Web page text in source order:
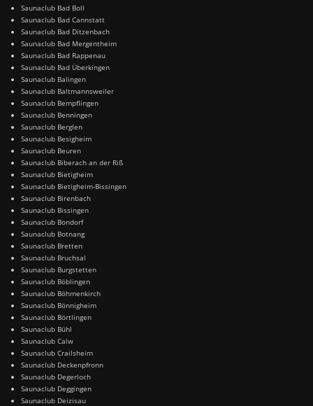
Saunaclub Bad Boll
Saunaclub Bad Cannstatt
Saunaclub Bad Ditzenbach
Saunaclub Bad Mergentheim
Saunaclub Bad Rappenau
Saunaclub Bad Überkingen
Saunaclub Balingen
Saunaclub Baltmannsweiler
Saunaclub Bempflingen
Saunaclub Benningen
Saunaclub Berglen
Saunaclub Besigheim
Saunaclub Beuren
Saunaclub Biberach an der Riß
Saunaclub Bietigheim
Saunaclub Bietigheim-Bissingen
Saunaclub Birenbach
Saunaclub Bissingen
Saunaclub Bondorf
Saunaclub Botnang
Saunaclub Bretten
Saunaclub Bruchsal
Saunaclub Burgstetten
Saunaclub Böblingen
Saunaclub Böhmenkirch
Saunaclub Bönnigheim
Saunaclub Börtlingen
Saunaclub Bühl
Saunaclub Calw
Saunaclub Crailsheim
Saunaclub Deckenpfronn
Saunaclub Degerloch
Saunaclub Deggingen
Saunaclub Deizisau